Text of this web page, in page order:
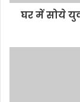
घर में सोये